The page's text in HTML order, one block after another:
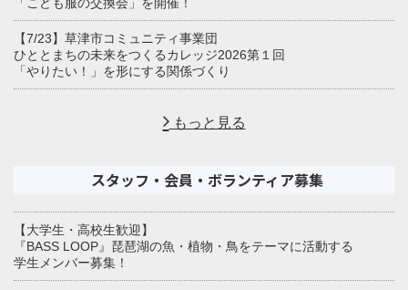
【7/23】草津市コミュニティ事業団
ひととまちの未来をつくるカレッジ2026第１回
「やりたい！」を形にする関係づくり
もっと見る
スタッフ・会員・ボランティア募集
【大学生・高校生歓迎】
『BASS LOOP』琵琶湖の魚・植物・鳥をテーマに活動する
学生メンバー募集！